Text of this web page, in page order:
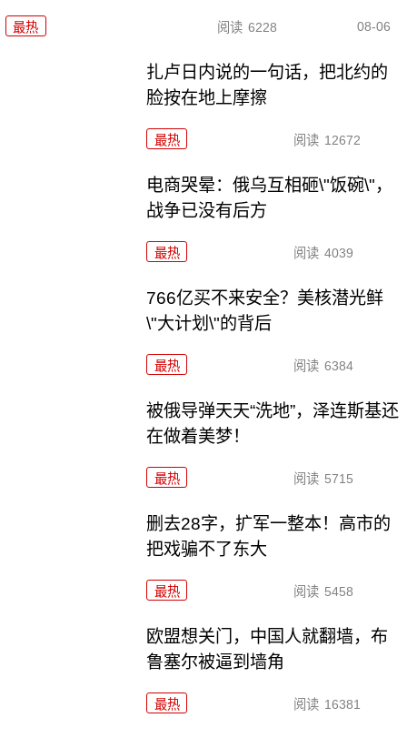
最热 阅读 6228 08-06
扎卢日内说的一句话，把北约的
脸按在地上摩擦
最热 阅读 12672
电商哭晕：俄乌互相砸\"饭碗\"，
战争已没有后方
最热 阅读 4039
766亿买不来安全？美核潜光鲜
\"大计划\"的背后
最热 阅读 6384
被俄导弹天天“洗地”，泽连斯基还
在做着美梦！
最热 阅读 5715
删去28字，扩军一整本！高市的
把戏骗不了东大
最热 阅读 5458
欧盟想关门，中国人就翻墙，布
鲁塞尔被逼到墙角
最热 阅读 16381